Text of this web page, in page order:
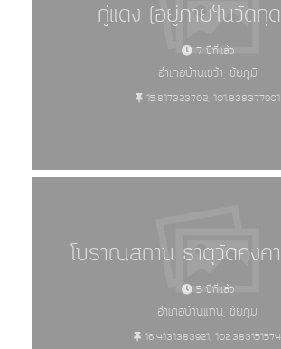
กู่แดง (อยู่ภายในวัดกุ
7 ปีที่แล้ว
อำเภอบ้านเขว้า, ชัยภูมิ
15.817323702, 101.838377901
โบราณสถาน ธาตุวัดคงค
5 ปีที่แล้ว
อำเภอบ้านแท่น, ชัยภูมิ
16.4131383921, 102.383151574